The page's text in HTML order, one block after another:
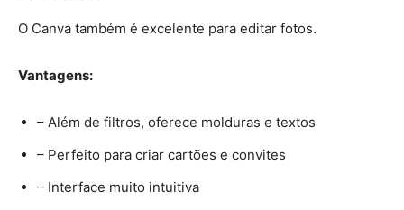
O Canva também é excelente para editar fotos.
Vantagens:
– Além de filtros, oferece molduras e textos
– Perfeito para criar cartões e convites
– Interface muito intuitiva